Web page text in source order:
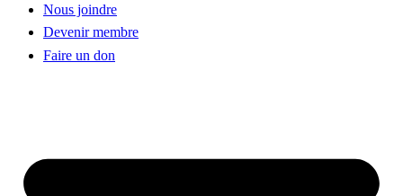
Nous joindre
Devenir membre
Faire un don